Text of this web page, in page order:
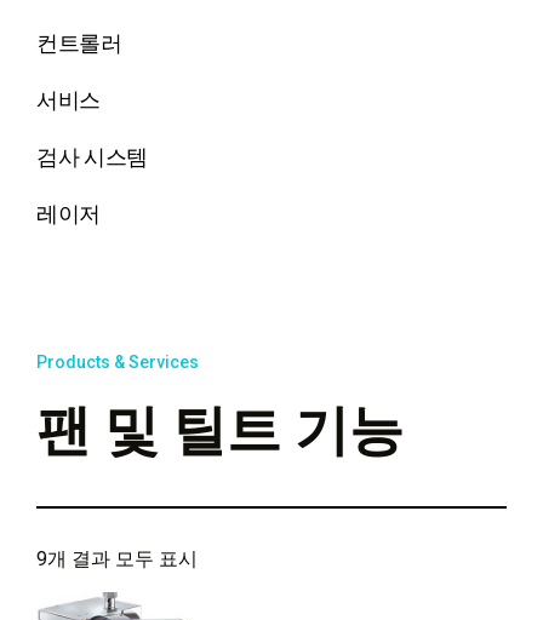
컨트롤러
서비스
검사 시스템
레이저
Products & Services
팬 및 틸트 기능
9개 결과 모두 표시